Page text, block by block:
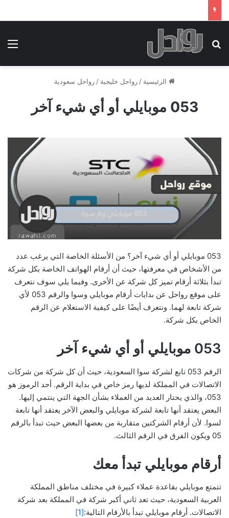
بحث عن
الرئيسية / رواحل خليجية / رواحل سعودية
053 موبايلي أو أي شيء آخر
053 موبايلي أو أي شيء آخر؟ من الأسئلة الخاصة التي يرغب عدد
من الأشخاص في معرفتها، حيث أن أرقام الهواتف الخاصة بكل شركة
تبدأ بثلاثة أرقام تميز كل شركة عن الأخرى. وفيما يلي سوف نتعرف
على موقع رواحل عن بدايات أرقام موبايلي وسوا والرقم 053 لأي
شركة تابعة لهما. ونتعرف أيضًا على كيفية الاستعلام عن الرقم
الخاص بكل شركة.
053 موبايلي أو أي شيء آخر
الرقم 053 تابع لشركة سوا السعودية، حيث أن كل شركة من شركات
الاتصالات في المملكة لديها رمز خاص في بداية الرقم. أحد الرموز هو
053، والذي يحتار العديد من العملاء بشأن الجهة التي ينتمي إليها.
البعض يعتقد أنها تابعة لشركة موبايلي والبعض الآخر يعتقد أنها تابعة
لسوا. لأن أرقام الشركتين متقاربة من بعضها البعض حيث تبدأ بالرقم
05 ويكون الفرق في الرقم الثالث.
أرقام موبايلي تبدأ معك
تتمتع موبايلي بقاعدة عملاء كبيرة في مختلف مناطق المملكة
العربية السعودية، حيث تعد ثاني أكبر شركة في المملكة بعد شركة
الاتصالات. أرقام موبايلي تبدأ بالأرقام التالية:[1]